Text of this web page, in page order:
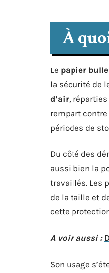
À
Le papier bulle
la sécurité de
d’air,
rempart
périodes de
Du côté des
aussi bien la
travaillés. Les
de la taille et
cette
A voir aussi :
Son usage